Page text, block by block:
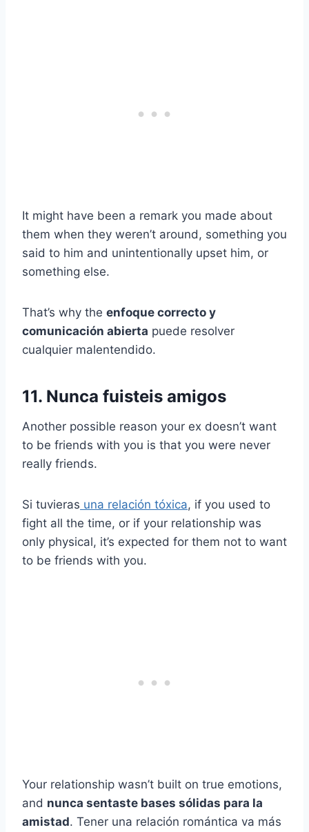
It might have been a remark you made about
them when they weren’t around, something you
said to him and unintentionally upset him, or
something else.
That’s why the enfoque correcto y
comunicación abierta puede resolver
cualquier malentendido.
11. Nunca fuisteis amigos
Another possible reason your ex doesn’t want
to be friends with you is that you were never
really friends.
Si tuvieras una relación tóxica, if you used to
fight all the time, or if your relationship was
only physical, it’s expected for them not to want
to be friends with you.
Your relationship wasn’t built on true emotions,
and nunca sentaste bases sólidas para la
amistad. Tener una relación romántica va más